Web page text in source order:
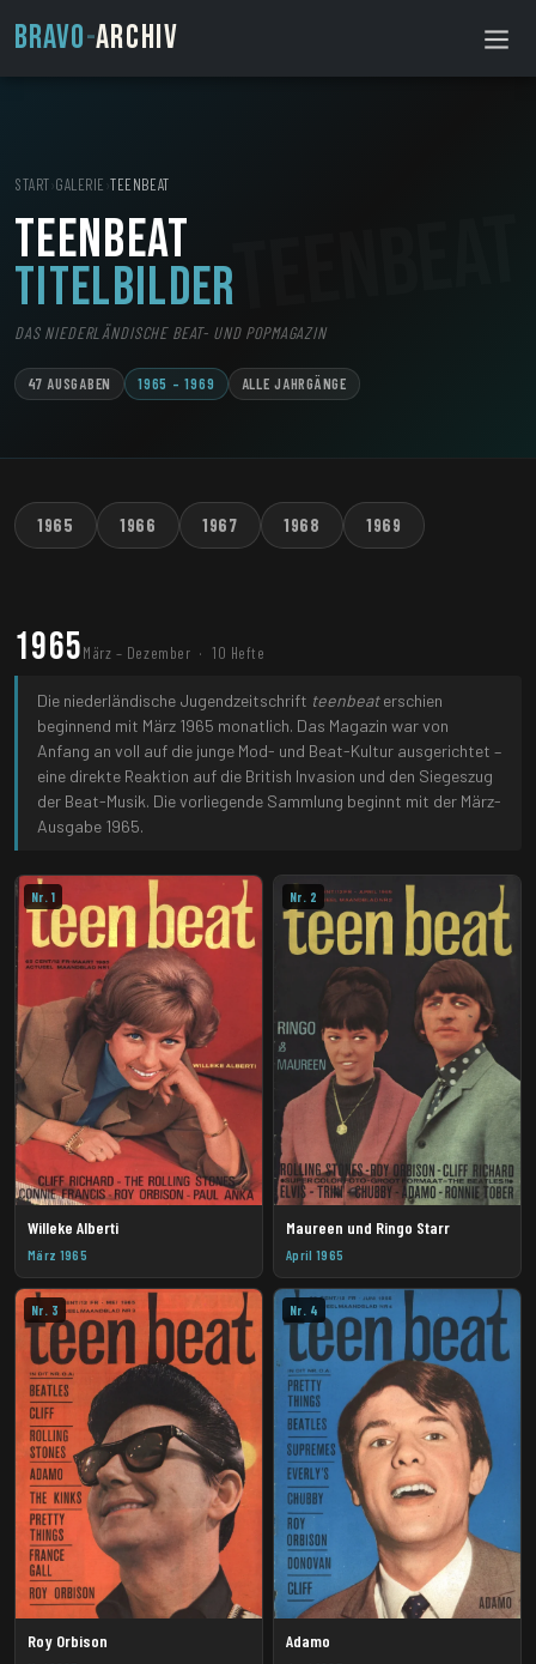
BRAVO-ARCHIV
START GALERIE ›TEENBEAT
teenbeat
Titelbilder
DAS NIEDERLÄNDISCHE BEAT- UND POPMAGAZIN
47 AUSGABEN 1965 – 1969 ALLE JAHRGÄNGE
1965 1966 1967 1968 1969
1965März – Dezember · 10 Hefte
Die niederländische Jugendzeitschrift teenbeaterschien
beginnend mit März 1965 monatlich. Das Magazin war von
Anfang an voll auf die junge Mod- und Beat-Kultur ausgerichtet –
eine direkte Reaktion auf die British Invasion und den Siegeszug
der Beat-Musik. Die vorliegende Sammlung beginnt mit der März-
Ausgabe 1965.
Nr. 1
Willeke Alberti
März 1965
Nr. 2
Maureen und Ringo Starr
April 1965
Nr. 3
Roy Orbison
Nr. 4
Adamo